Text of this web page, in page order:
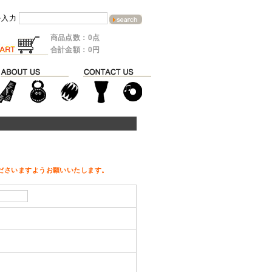
力
商品点数：0点
合計金額：0円
いますようお願いいたします。